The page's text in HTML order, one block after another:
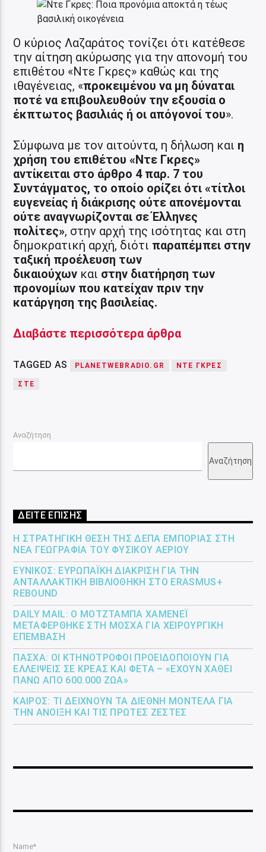
Ο κύριος Λαζαράτος τονίζει ότι κατέθεσε
την αίτηση ακύρωσης για την απονομή του
επιθέτου «Ντε Γκρες» καθώς και της
ιθαγένειας, «προκειμένου να μη δύναται
ποτέ να επιβουλευθούν την εξουσία ο
έκπτωτος βασιλιάς ή οι απόγονοί του».
Σύμφωνα με τον αιτούντα, η δήλωση και η
χρήση του επιθέτου «Ντε Γκρες»
αντίκειται στο άρθρο 4 παρ. 7 του
Συντάγματος, το οποίο ορίζει ότι «τίτλοι
ευγενείας ή διάκρισης ούτε απονέμονται
ούτε αναγνωρίζονται σε Έλληνες
πολίτες», στην αρχή της ισότητας και στη
δημοκρατική αρχή, διότι παραπέμπει στην
ταξική προέλευση των
δικαιούχων και στην διατήρηση των
προνομίων που κατείχαν πριν την
κατάργηση της βασιλείας.
Διαβάστε περισσότερα άρθρα
TAGGED AS PLANETWEBRADIO.GR ΝΤΕ ΓΚΡΕΣ
ΣΤΕ
Αναζήτηση
Αναζήτηση
ΔΕΙΤΕ ΕΠΙΣΗΣ
Η ΣΤΡΑΤΗΓΙΚΉ ΘΈΣΗ ΤΗΣ ΔΕΠΑ ΕΜΠΟΡΊΑΣ ΣΤΗ
ΝΈΑ ΓΕΩΓΡΑΦΊΑ ΤΟΥ ΦΥΣΙΚΟΎ ΑΕΡΊΟΥ
ΕΎΝΙΚΟΣ: ΕΥΡΩΠΑΪΚΉ ΔΙΆΚΡΙΣΗ ΓΙΑ ΤΗΝ
ΑΝΤΑΛΛΑΚΤΙΚΉ ΒΙΒΛΙΟΘΉΚΗ ΣΤΟ ERASMUS+
REBOUND
DAILY MAIL: Ο ΜΟΤΖΤΆΜΠΑ ΧΑΜΕΝΕΪ́
ΜΕΤΑΦΈΡΘΗΚΕ ΣΤΗ ΜΌΣΧΑ ΓΙΑ ΧΕΙΡΟΥΡΓΙΚΉ
ΕΠΈΜΒΑΣΗ
ΠΆΣΧΑ: ΟΙ ΚΤΗΝΟΤΡΌΦΟΙ ΠΡΟΕΙΔΟΠΟΙΟΎΝ ΓΙΑ
ΕΛΛΕΊΨΕΙΣ ΣΕ ΚΡΈΑΣ ΚΑΙ ΦΈΤΑ – «ΈΧΟΥΝ ΧΑΘΕΊ
ΠΆΝΩ ΑΠΌ 600.000 ΖΏΑ»
ΚΑΙΡΌΣ: ΤΙ ΔΕΊΧΝΟΥΝ ΤΑ ΔΙΕΘΝΉ ΜΟΝΤΈΛΑ ΓΙΑ
ΤΗΝ ΆΝΟΙΞΗ ΚΑΙ ΤΙΣ ΠΡΏΤΕΣ ΖΈΣΤΕΣ
Name*